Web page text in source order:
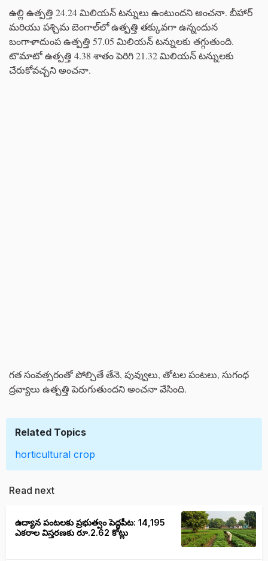
ఉల్లి ఉత్పత్తి 24.24 మిలియన్ టన్నులు ఉంటుందని అంచనా. బీహార్
మరియు పశ్చిమ బెంగాల్‌లో ఉత్పత్తి తక్కువగా ఉన్నందున
బంగాళాదుంప ఉత్పత్తి 57.05 మిలియన్ టన్నులకు తగ్గుతుంది.
టొమాటో ఉత్పత్తి 4.38 శాతం పెరిగి 21.32 మిలియన్ టన్నులకు
చేరుకోవచ్చని అంచనా.
గత సంవత్సరంతో పోల్చితే తేనె, పువ్వులు, తోటల పంటలు, సుగంధ
ద్రవ్యాలు ఉత్పత్తి పెరుగుతుందని అంచనా వేసింది.
Related Topics
horticultural crop
Read next
ఉద్యాన పంటలకు ప్రభుత్వం పెద్దపీట: 14,195
ఎకరాల విస్తరణకు రూ.2.62 కోట్లు